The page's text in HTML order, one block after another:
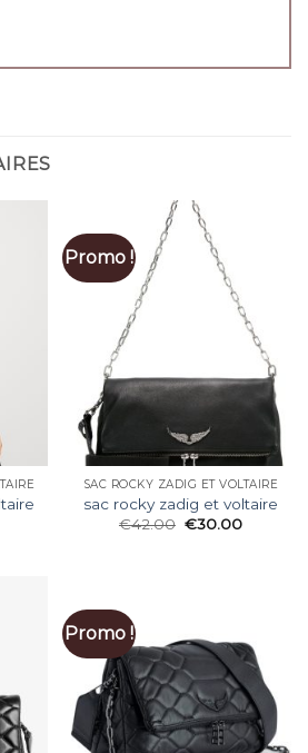
Promo !
SAC ROCKY ZADIG ET VOLTAIRE
sac rocky zadig et voltaire
€42.00 €30.00
Promo !